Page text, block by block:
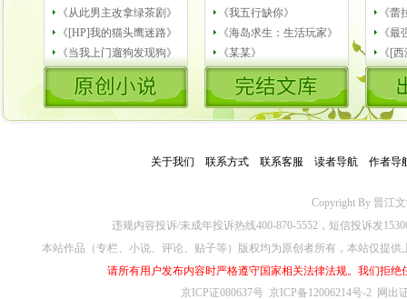
《从此男主改拿绿茶剧》
《[HP]我的猫头鹰迷路》
《当我上门遛狗发现狗》
《我五行缺你》
《海岛求生：生活玩家》
《某某》
《
《
《[
关于我们 联系方式 联系客服 读者导航 作者导
Copyright By 晋江
违规内容投诉/未成年投诉热线400-870-5552，短信投诉发
本站作品（专栏、小说、评论、贴子等）版权均为原创者所有，本站仅提
请所有用户发布内容时严格遵守国家相关法律法规。我们拒
京ICP证080637号 京ICP备12006214号-2 网出